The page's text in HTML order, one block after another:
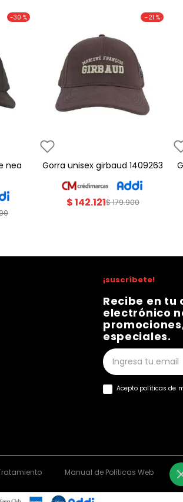
-30 % -21 %
gorra unisex girbaud 1409263
$142.121$179.900
gorra hombre
¡suscríbete!
Recibe en tu
electrónico
especiales.
Acepto políticas de
Manual de Políticas Web